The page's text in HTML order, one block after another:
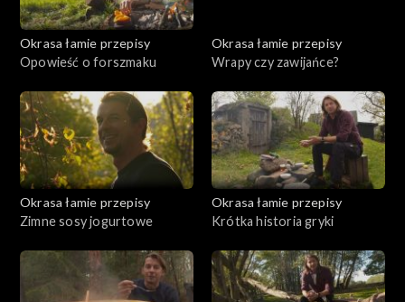
Okrasa łamie przepisy
Opowieść o forszmaku
Okrasa łamie przepisy
Wrapy czy zawijańce?
Okrasa łamie przepisy
Zimne sosy jogurtowe
Okrasa łamie przepisy
Krótka historia gryki